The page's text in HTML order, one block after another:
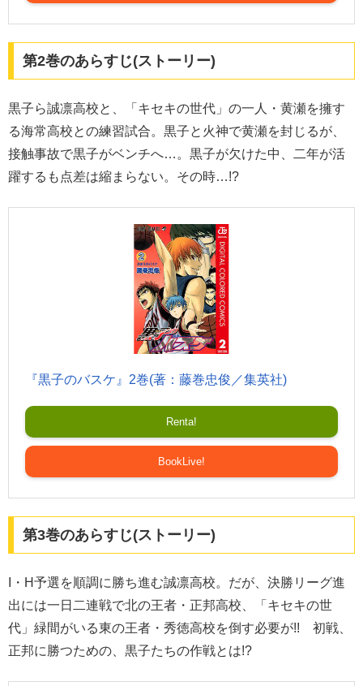
第2巻のあらすじ(ストーリー)
黒子ら誠凛高校と、「キセキの世代」の一人・黄瀬を擁す
る海常高校との練習試合。黒子と火神で黄瀬を封じるが、
接触事故で黒子がベンチへ…。黒子が欠けた中、二年が活
躍するも点差は縮まらない。その時…!?
『黒子のバスケ』2巻(著：藤巻忠俊／集英社)
Renta!
BookLive!
第3巻のあらすじ(ストーリー)
I・H予選を順調に勝ち進む誠凛高校。だが、決勝リーグ進
出には一日二連戦で北の王者・正邦高校、「キセキの世
代」緑間がいる東の王者・秀徳高校を倒す必要が!! 初戦、
正邦に勝つための、黒子たちの作戦とは!?